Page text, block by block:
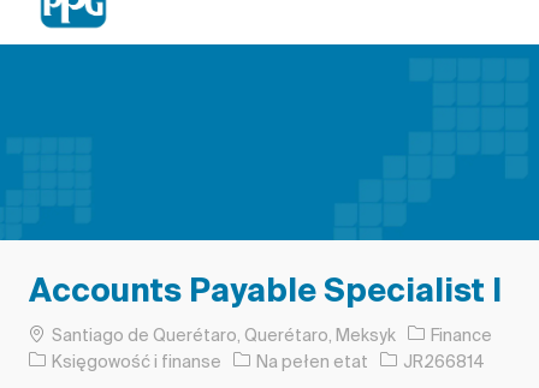
Accounts Payable Specialist I
Lokalizacja
Santiago de Querétaro, Querétaro, Meksyk
Finance
Kategoria
Księgowość i finanse Rodzaj pracy
Na pełen etat Identyfikator
JR266814